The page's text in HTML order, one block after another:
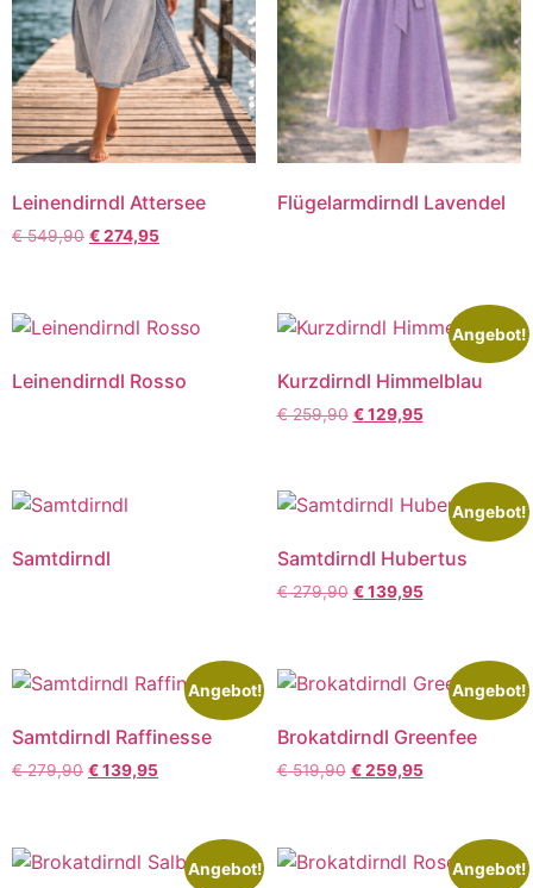
Leinendirndl Attersee
€549,90 €274,95
Flügelarmdirndl Lavendel
Leinendirndl Rosso
Angebot!
Kurzdirndl Himmelblau
€259,90 €129,95
Samtdirndl
Angebot!
Samtdirndl Hubertus
€279,90 €139,95
Angebot!
Samtdirndl Raffinesse
€279,90 €139,95
Angebot!
Brokatdirndl Greenfee
€519,90 €259,95
Angebot! Angebot!